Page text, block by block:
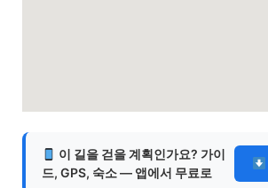
이 길을 걷을 계획인가요? 가이
드, GPS, 숙소 — 앱에서 무료로